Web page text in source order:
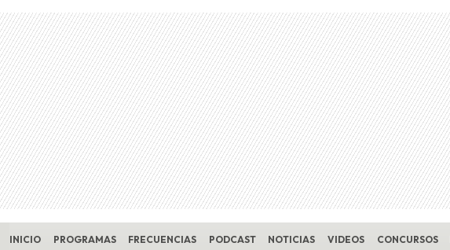
Skip to main content
INICIO PROGRAMAS FRECUENCIAS PODCAST NOTICIAS VIDEOS CONCURSOS